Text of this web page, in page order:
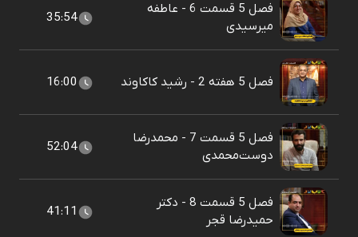
فصل 5 قسمت 6 - عاطفه
میرسیدی
35:54
فصل 5 هفته 2 - رشید کاکاوند 16:00
فصل 5 قسمت 7 - محمدرضا
دوست‌محمدی
52:04
فصل 5 قسمت 8 - دکتر
حمیدرضا قجر
41:11